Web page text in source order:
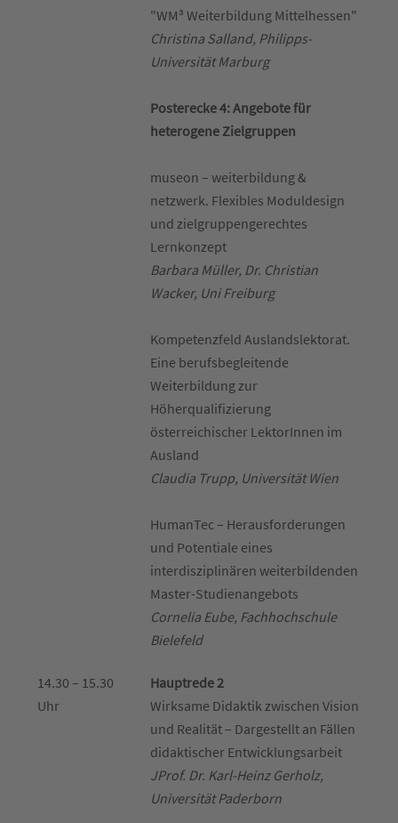
"WM³ Weiterbildung Mittelhessen"
Christina Salland, Philipps-
Universität Marburg
Posterecke 4: Angebote für
heterogene Zielgruppen
museon – weiterbildung &
netzwerk. Flexibles Moduldesign
und zielgruppengerechtes
Lernkonzept
Barbara Müller, Dr. Christian
Wacker, Uni Freiburg
Kompetenzfeld Auslandslektorat.
Eine berufsbegleitende
Weiterbildung zur
Höherqualifizierung
österreichischer LektorInnen im
Ausland
Claudia Trupp, Universität Wien
HumanTec – Herausforderungen
und Potentiale eines
interdisziplinären weiterbildenden
Master-Studienangebots
Cornelia Eube, Fachhochschule
Bielefeld
14.30 – 15.30
Uhr
Hauptrede 2
Wirksame Didaktik zwischen Vision
und Realität – Dargestellt an Fällen
didaktischer Entwicklungsarbeit
JProf. Dr. Karl-Heinz Gerholz,
Universität Paderborn